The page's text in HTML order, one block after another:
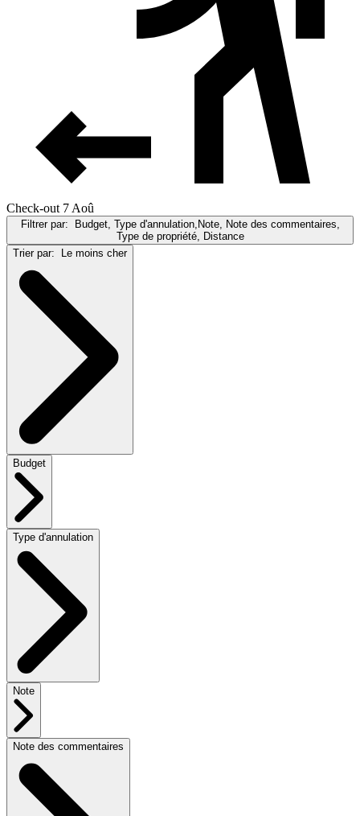
Check-out 7 Aoû
Filtrer par:
Budget, Type d'annulation,Note, Note des commentaires,
Type de propriété, Distance
Trier par:
Le moins cher
Budget
Type d'annulation
Note
Note des commentaires